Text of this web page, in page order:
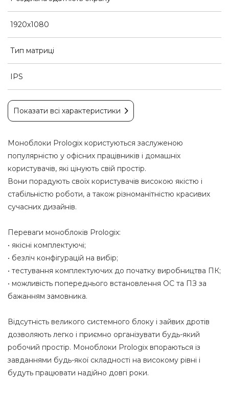
1920х1080
Тип матриці
IPS
Показати всі характеристики
Моноблоки Prologix користуються заслуженою
популярністю у офісних працівників і домашніх
користувачів, які цінують свій простір.
Вони порадують своїх користувачів високою якістю і
стабільністю роботи, а також різноманітністю красивих
сучасних дизайнів.
Переваги моноблоків Prologix:
• якісні комплектуючі;
• безліч конфігурацій на вибір;
• тестування комплектуючих до початку виробництва ПК;
• можливість попереднього встановлення ОС та ПЗ за
бажанням замовника.
Відсутність великого системного блоку і зайвих дротів
дозволяють легко і приємно організувати будь-який
робочий простір. Моноблоки Prologix впораються із
завданнями будь-якої складності на високому рівні і
будуть працювати надійно довгі роки.